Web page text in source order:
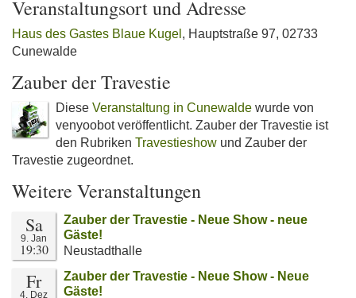
Veranstaltungsort und Adresse
Haus des Gastes Blaue Kugel , Hauptstraße 97, 02733
Cunewalde
Zauber der Travestie
Diese Veranstaltung in Cunewalde wurde von
venyoobot veröffentlicht. Zauber der Travestie ist
den Rubriken Travestieshow und Zauber der
Travestie zugeordnet.
Weitere Veranstaltungen
Sa
9. Jan
19:30
Zauber der Travestie - Neue Show - neue
Gäste!
Neustadthalle
Fr
4. Dez
Zauber der Travestie - Neue Show - Neue
Gäste!